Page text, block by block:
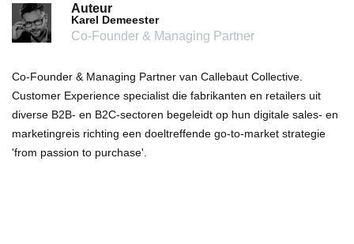
Auteur
Karel Demeester
Co-Founder & Managing Partner
Co-Founder & Managing Partner van Callebaut Collective.
Customer Experience specialist die fabrikanten en retailers uit
diverse B2B- en B2C-sectoren begeleidt op hun digitale sales- en
marketingreis richting een doeltreffende go-to-market strategie
'from passion to purchase'.